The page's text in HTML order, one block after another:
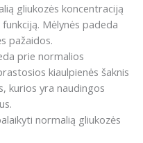
gliukozės koncentraciją
Mėlynės padeda
pažaidos.
prie normalios
kiaulpienės šaknis
kurios yra naudingos
normalią gliukozės